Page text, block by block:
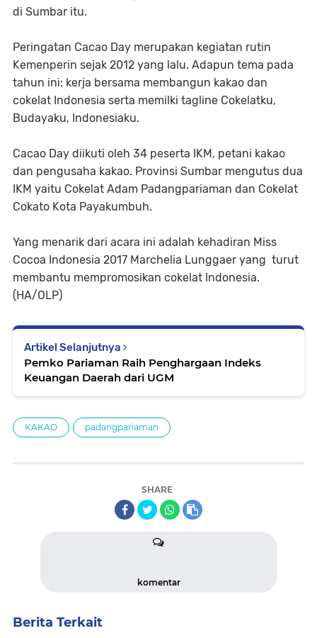
di Sumbar itu.
Peringatan Cacao Day merupakan kegiatan rutin
Kemenperin sejak 2012 yang lalu. Adapun tema pada
tahun ini: kerja bersama membangun kakao dan
cokelat Indonesia serta memilki tagline Cokelatku,
Budayaku, Indonesiaku.
Cacao Day diikuti oleh 34 peserta IKM, petani kakao
dan pengusaha kakao. Provinsi Sumbar mengutus dua
IKM yaitu Cokelat Adam Padangpariaman dan Cokelat
Cokato Kota Payakumbuh.
Yang menarik dari acara ini adalah kehadiran Miss
Cocoa Indonesia 2017 Marchelia Lunggaer yang turut
membantu mempromosikan cokelat Indonesia.
(HA/OLP)
Artikel Selanjutnya
Pemko Pariaman Raih Penghargaan Indeks
Keuangan Daerah dari UGM
KAKAO padangpariaman
SHARE
komentar
Berita Terkait